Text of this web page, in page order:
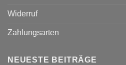
Widerruf
Zahlungsarten
NEUESTE BEITRÄGE